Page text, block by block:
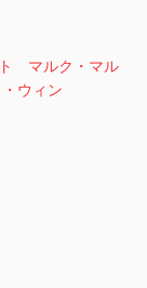
ト マルク・マル
ウィン